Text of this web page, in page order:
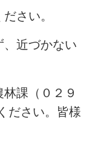
さい。
、近づかない
課（０２９
ださい。皆様